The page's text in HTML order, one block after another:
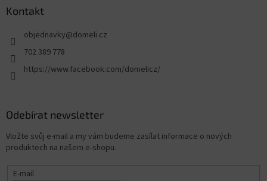
Kontakt
objednavky@domeli.cz
702 389 778
https://www.facebook.com/domelicz/
Odebírat newsletter
Vložte svůj e-mail a my vám budeme zasílat informace o nových
produktech na našem e-shopu.
E-mail